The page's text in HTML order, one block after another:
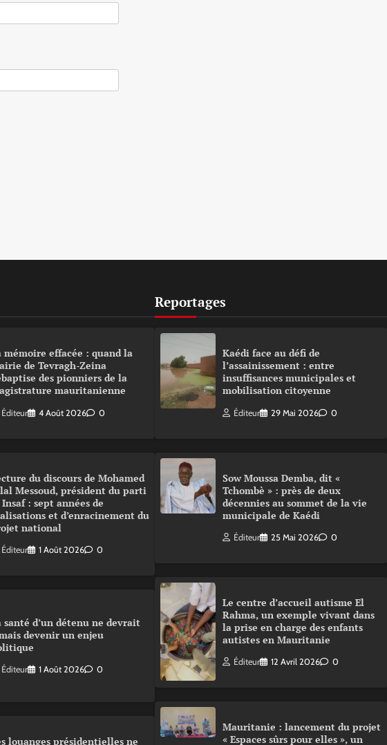
mémoire effacée : quand la
de Tevragh-Zeina
des pionniers de la
mauritanienne
Éditeur 4 Août 2026 0
du discours de Mohamed
Messoud, président du parti
Insaf : sept années de
et d’enracinement du
national
Éditeur 1 Août 2026 0
santé d’un détenu ne devrait
devenir un enjeu
Éditeur 1 Août 2026 0
louanges présidentielles ne
Reportages
Kaédi face au défi de
l’assainissement : entre
insuffisances municipales et
mobilisation citoyenne
Éditeur 29 Mai 2026 0
Sow Moussa Demba, dit «
Tchombè » : près de deux
décennies au sommet de la vie
municipale de Kaédi
Éditeur 25 Mai 2026 0
Le centre d’accueil autisme El
Rahma, un exemple vivant dans
la prise en charge des enfants
autistes en Mauritanie
Éditeur 12 Avril 2026 0
Mauritanie : lancement du projet
« Espaces sûrs pour elles », un